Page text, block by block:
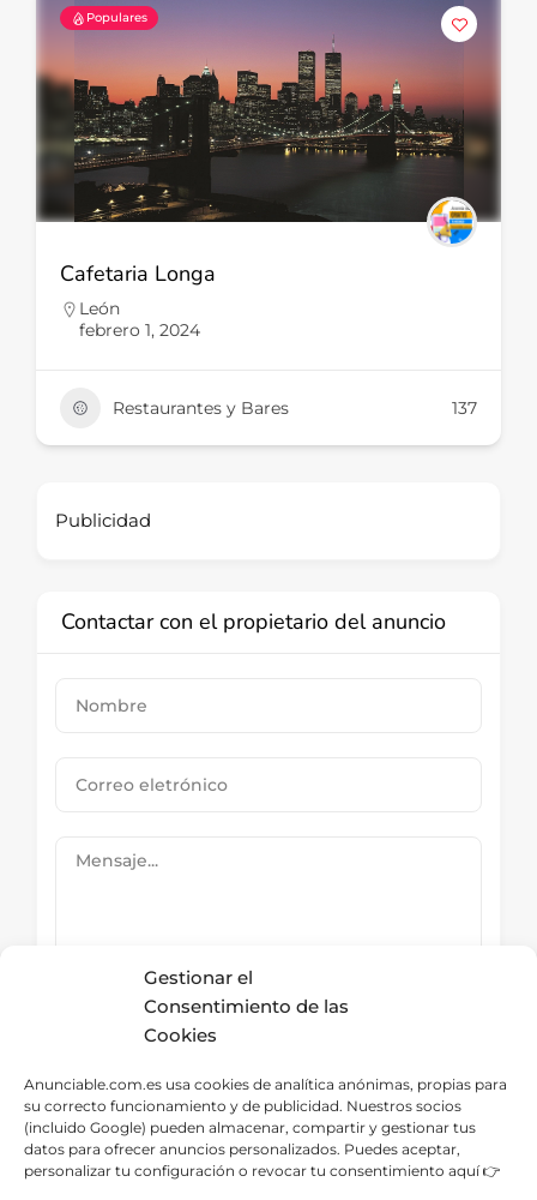
Gestionar el
Consentimiento de las
Cookies
Anunciable.com.es usa cookies de analítica anónimas, propias para
su correcto funcionamiento y de publicidad. Nuestros socios
(incluido Google) pueden almacenar, compartir y gestionar tus
datos para ofrecer anuncios personalizados. Puedes aceptar,
personalizar tu configuración o revocar tu consentimiento aquí 👉
Populares
Cafetaria Longa
León
febrero 1, 2024
Restaurantes y Bares 137
Publicidad
Contactar con el propietario del anuncio
Submit Now
Directorio – Categorías